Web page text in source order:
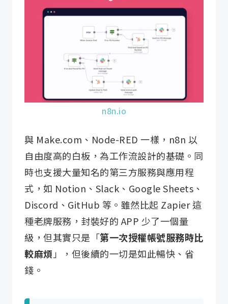
n8n.io
與 Make.com、Node-RED 一樣，n8n 以
自由度高的白板，為工作流設計的基礎。同
時也支援大量知名的第三方服務與應用程
式，如 Notion、Slack、Google Sheets、
Discord、GitHub 等。雖然比起 Zapier 這
種老牌服務，封裝好的 APP 少了一個量
級，但其實只是「第一次授權帳號服務時比
較麻煩 」，但後續的一切是如此暢快、省
錢。